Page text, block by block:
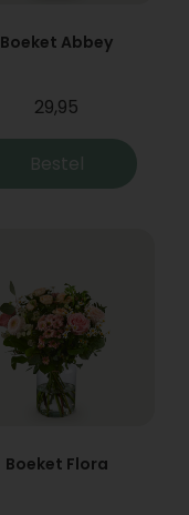
Boeket Abbey
29,95
Bestel
Boeket Flora